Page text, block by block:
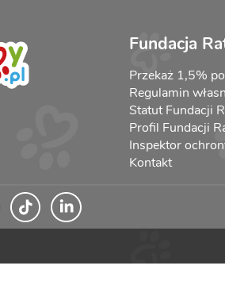
Fundacja
Przekaż 1,5%
Regulamin
Statut Fundacji
Profil Fundacji
Inspektor
Kontakt